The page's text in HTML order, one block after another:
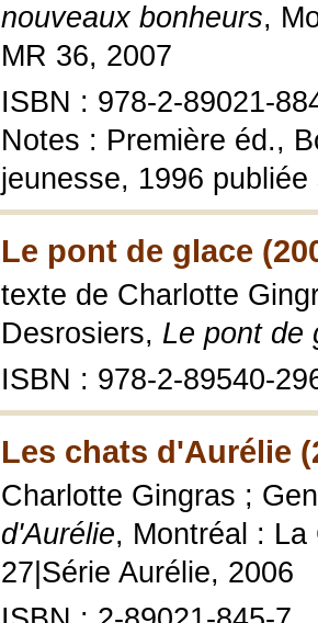
nouveaux bonheurs,
MR 36, 2007
ISBN : 978-2-89021-
Notes : Première éd.,
jeunesse, 1996
Le pont de glace
texte de Charlotte
Desrosiers, Le pont de
ISBN : 978-2-89540-
Les chats d'Aurélie
Charlotte Gingras ;
d'Aurélie, Montréal :
27|Série Aurélie, 2006